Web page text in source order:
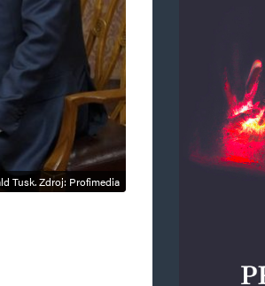
Tusk. Zdroj: Profimedia